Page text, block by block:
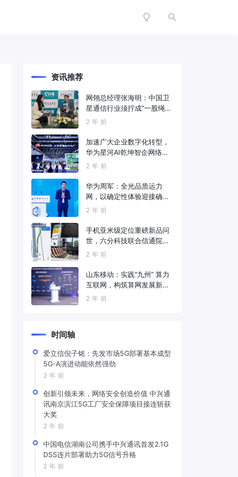
资讯推荐
网翎总经理张海明：中国卫
星通信行业须拧成“一股绳”
共同打造垂直产业链
2 年 前
加速广大企业数字化转型，
华为星河AI乾坤智企网络解
决方案亮相2024中国国际信
2 年 前
华为周军：全光品质运力
网，以确定性体验迎接确定
性的智能时代
2 年 前
手机亚米级定位重磅新品问
世，六分科技联合信通院发
布免费服务
2 年 前
山东移动：实践“九州” 算力
互联网，构筑算网发展新底
座
2 年 前
时间轴
爱立信倪子铭：先发市场5G部署基本成型
5G-A演进动能依然强劲
2 年 前
创新引领未来，网络安全创造价值 中兴通
讯南京滨江5G工厂安全保障项目接连斩获
大奖
2 年 前
中国电信湖南公司携手中兴通讯首发2.1G
DSS连片部署助力5G信号升格
2 年 前